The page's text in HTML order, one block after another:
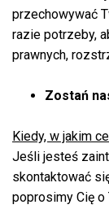
przechowywać
razie potrzeby,
prawnych,
Zostań
Kiedy, w jakim
Jeśli jesteś
skontaktować
poprosimy Cię o